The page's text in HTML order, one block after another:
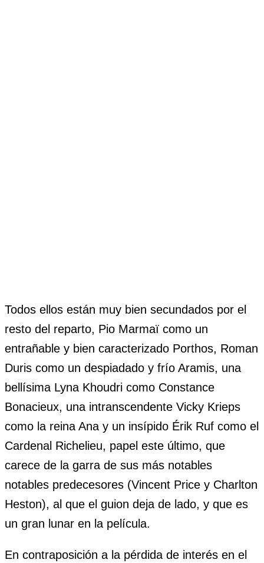
Todos ellos están muy bien secundados por el
resto del reparto, Pio Marmaï como un
entrañable y bien caracterizado Porthos, Roman
Duris como un despiadado y frío Aramis, una
bellísima Lyna Khoudri como Constance
Bonacieux, una intranscendente Vicky Krieps
como la reina Ana y un insípido Érik Ruf como el
Cardenal Richelieu, papel este último, que
carece de la garra de sus más notables
notables predecesores (Vincent Price y Charlton
Heston), al que el guion deja de lado, y que es
un gran lunar en la película.
En contraposición a la pérdida de interés en el